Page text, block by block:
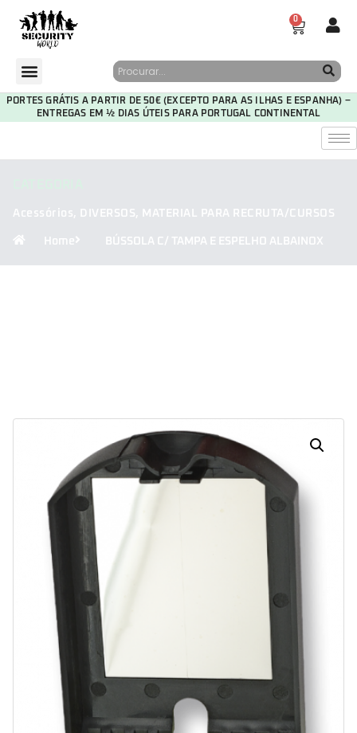
0
PORTES GRÁTIS A PARTIR DE 50€ (EXCEPTO PARA AS ILHAS E ESPANHA) –
ENTREGAS EM ½ DIAS ÚTEIS PARA PORTUGAL CONTINENTAL
Acessórios, DIVERSOS, MATERIAL PARA RECRUTA/CURSOS
Home BÚSSOLA C/ TAMPA E ESPELHO ALBAINOX